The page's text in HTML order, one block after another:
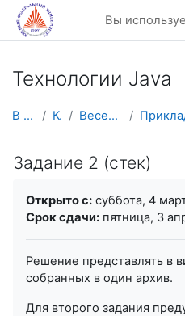
Перейти к основному
Вы
Технологии Java
В начало Курсы Весенний семестр
Задание 2 (стек)
Открыто с: суббота, 4
Срок сдачи: пятница, 3
Решение представлять в
собранных в один архив.
Для второго задания